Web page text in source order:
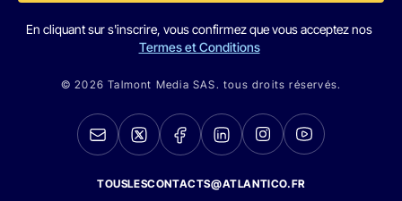
En cliquant sur s'inscrire, vous confirmez que vous acceptez nos
Termes et Conditions
© 2026 Talmont Media SAS. tous droits réservés.
TOUSLESCONTACTS@ATLANTICO.FR